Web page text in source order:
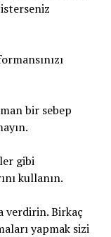
bir sebep
gibi
kullanın.
verdirin. Birkaç
yapmak sizi